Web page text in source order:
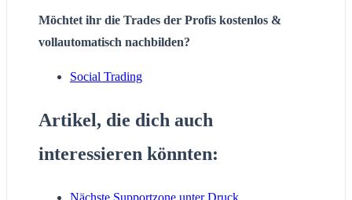
Möchtet ihr die Trades der Profis kostenlos &
vollautomatisch nachbilden?
Social Trading
Artikel, die dich auch
interessieren könnten:
Nächste Supportzone unter Druck